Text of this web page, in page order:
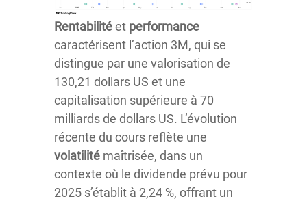
Rentabilitéet performance
caractérisent l’action 3M, qui se
distingue par une valorisation de
130,21 dollars US et une
capitalisation supérieure à 70
milliards de dollars US. L’évolution
récente du cours reflète une
volatilité maîtrisée, dans un
contexte où le dividende prévu pour
2025 s’établit à 2,24 %, offrant un